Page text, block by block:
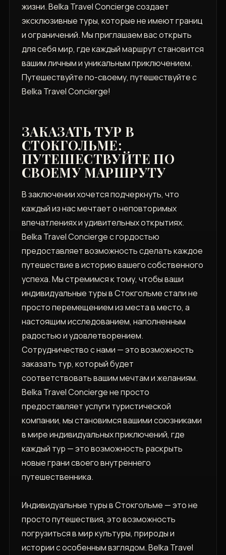
жизни. Belka Travel Concierge создает
эксклюзивные туры, которые не имеют границ
и ограничений. Мы приглашаем вас открыть
для себя мир, где каждый маршрут становится
вашим личным и уникальным приключением.
Путешествуйте по-своему, путешествуйте с
Belka Travel Concierge!
ЗАКАЗАТЬ ТУР В
СТОКГОЛЬМЕ:
ПУТЕШЕСТВУЙТЕ ПО
СВОЕМУ МАРШРУТУ
В заключении хочется подчеркнуть, что
каждый из нас мечтает о неповторимых
впечатлениях и удивительных открытиях.
Belka Travel Concierge с гордостью
предоставляет возможность сделать каждое
путешествие в историю вашего собственного
успеха. Мы стремимся к тому, чтобы ваши
индивидуальные туры в Стокгольме стали не
просто перемещением из места в место, а
настоящим исследованием, наполненным
радостью и удовлетворением.
Сотрудничество с нами — это возможность
заказать тур, который будет
соответствовать вашим мечтам и желаниям.
Belka Travel Concierge не просто
предоставляет услуги туристической
компании, мы становимся вашими союзниками
в мире индивидуальных приключений, где
каждый тур — это возможность раскрыть
новые грани своего внутреннего
путешественника.
Индивидуальные туры в Стокгольме — это не
просто путешествия, это возможность
погрузиться в мир культуры, природы и
истории с особенным взглядом. Belka Travel